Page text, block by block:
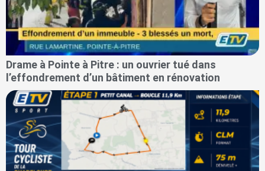
Drame à Pointe à Pitre : un ouvrier tué dans
l’effondrement d’un bâtiment en rénovation